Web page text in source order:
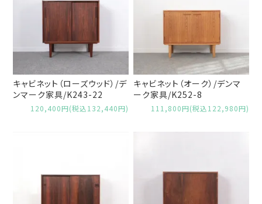
キャビネット（ローズウッド）/デ
ンマーク家具/K243-22
120,400円(税込132,440円)
キャビネット（オーク）/デンマ
ーク家具/K252-8
111,800円(税込122,980円)